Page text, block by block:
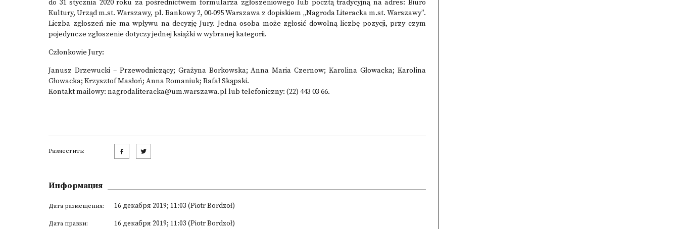
do 31 stycznia 2020 roku za pośrednictwem formularza zgłoszeniowego lub pocztą tradycyjną na adres: Biuro
Kultury, Urząd m.st. Warszawy, pl. Bankowy 2, 00-095 Warszawa z dopiskiem „Nagroda Literacka m.st. Warszawy”.
Liczba zgłoszeń nie ma wpływu na decyzję Jury. Jedna osoba może zgłosić dowolną liczbę pozycji, przy czym
pojedyncze zgłoszenie dotyczy jednej książki w wybranej kategorii.
Członkowie Jury:
Janusz Drzewucki – Przewodniczący; Grażyna Borkowska; Anna Maria Czernow; Karolina Głowacka; Karolina
Głowacka; Krzysztof Masłoń; Anna Romaniuk; Rafał Skąpski.
Kontakt mailowy: nagrodaliteracka@um.warszawa.pl lub telefoniczny: (22) 443 03 66.
Разместить:
Информация
Дата размещения: 16 декабря 2019; 11:03 (Piotr Bordzoł)
Дата правки: 16 декабря 2019; 11:03 (Piotr Bordzoł)